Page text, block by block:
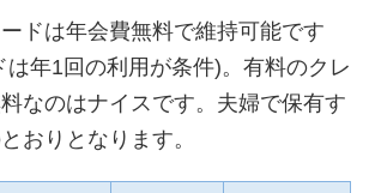
ドは年会費無料で維持可能です
は年1回の利用が条件)。有料のクレ
なのはナイスです。夫婦で保有す
おりとなります。